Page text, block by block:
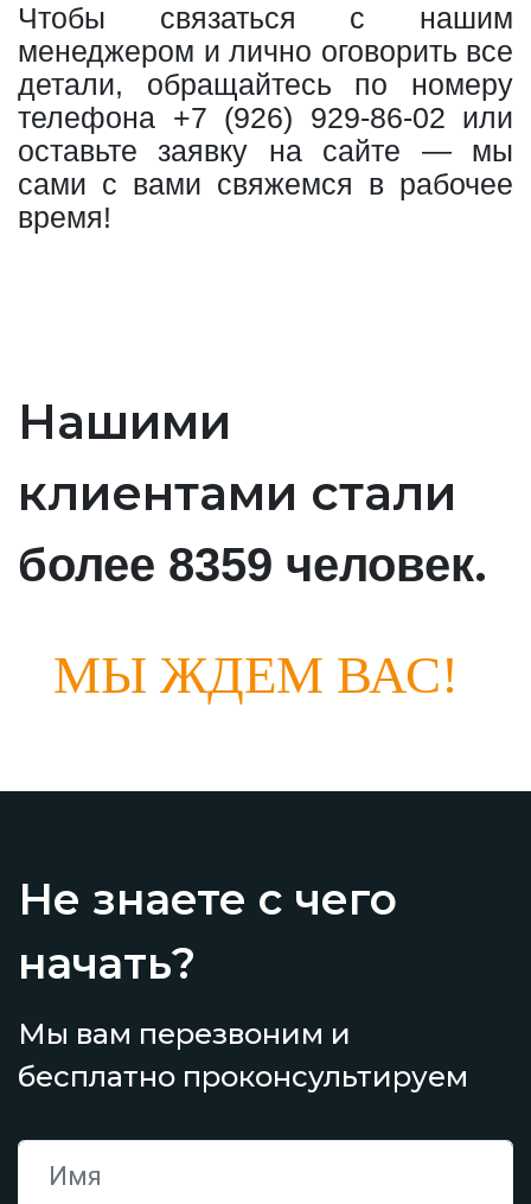
Чтобы связаться с нашим
менеджером и лично оговорить все
детали, обращайтесь по номеру
телефона +7 (926) 929-86-02 или
оставьте заявку на сайте — мы
сами с вами свяжемся в рабочее
время!
Нашими
клиентами стали
более 8359 человек.
МЫ ЖДЕМ ВАС!
Не знаете с чего
начать?
Мы вам перезвоним и
бесплатно проконсультируем